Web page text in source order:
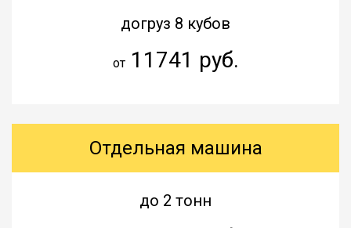
догруз 8 кубов
от11741 руб.
Отдельная машина
до 2 тонн